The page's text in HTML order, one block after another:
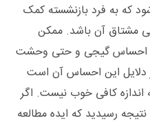
که به فرد بازنشسته کمک
مشتاق آن باشد. ممکن
با احساس گیجی و حتی وحشت
دلایل این احساس آن است
اندازه کافی خوب نیست. اگر
رسیدید که ایده مطالعه